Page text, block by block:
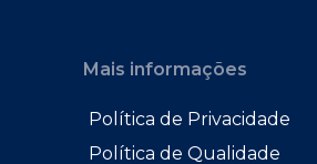
Mais informações
Política de Privacidade
Política de Qualidade